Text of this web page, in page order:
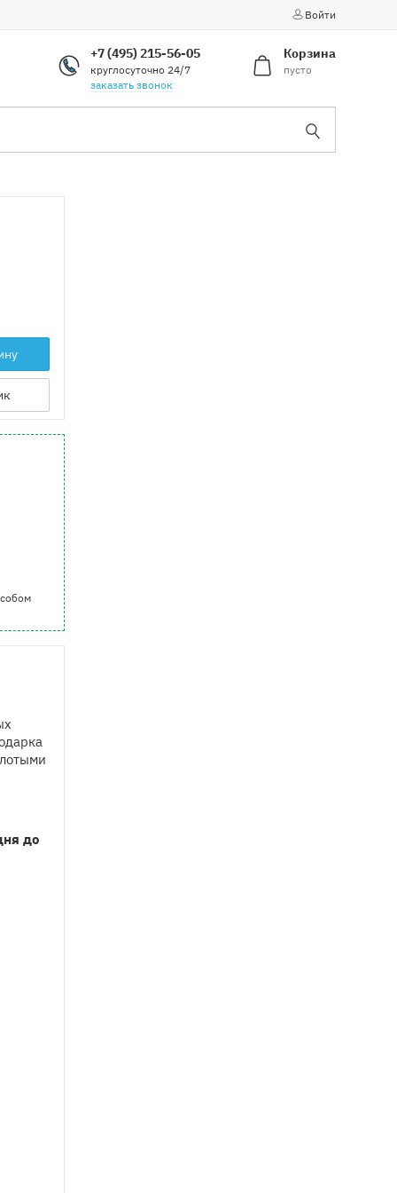
Войти
+7 (495) 215-56-05
круглосуточно 24/7
заказать звонок
Корзина
пусто
до